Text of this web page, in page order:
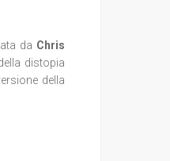
da Chris
distopia
della